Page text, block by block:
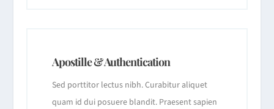
Apostille & Authentication
Sed porttitor lectus nibh. Curabitur aliquet
quam id dui posuere blandit. Praesent sapien